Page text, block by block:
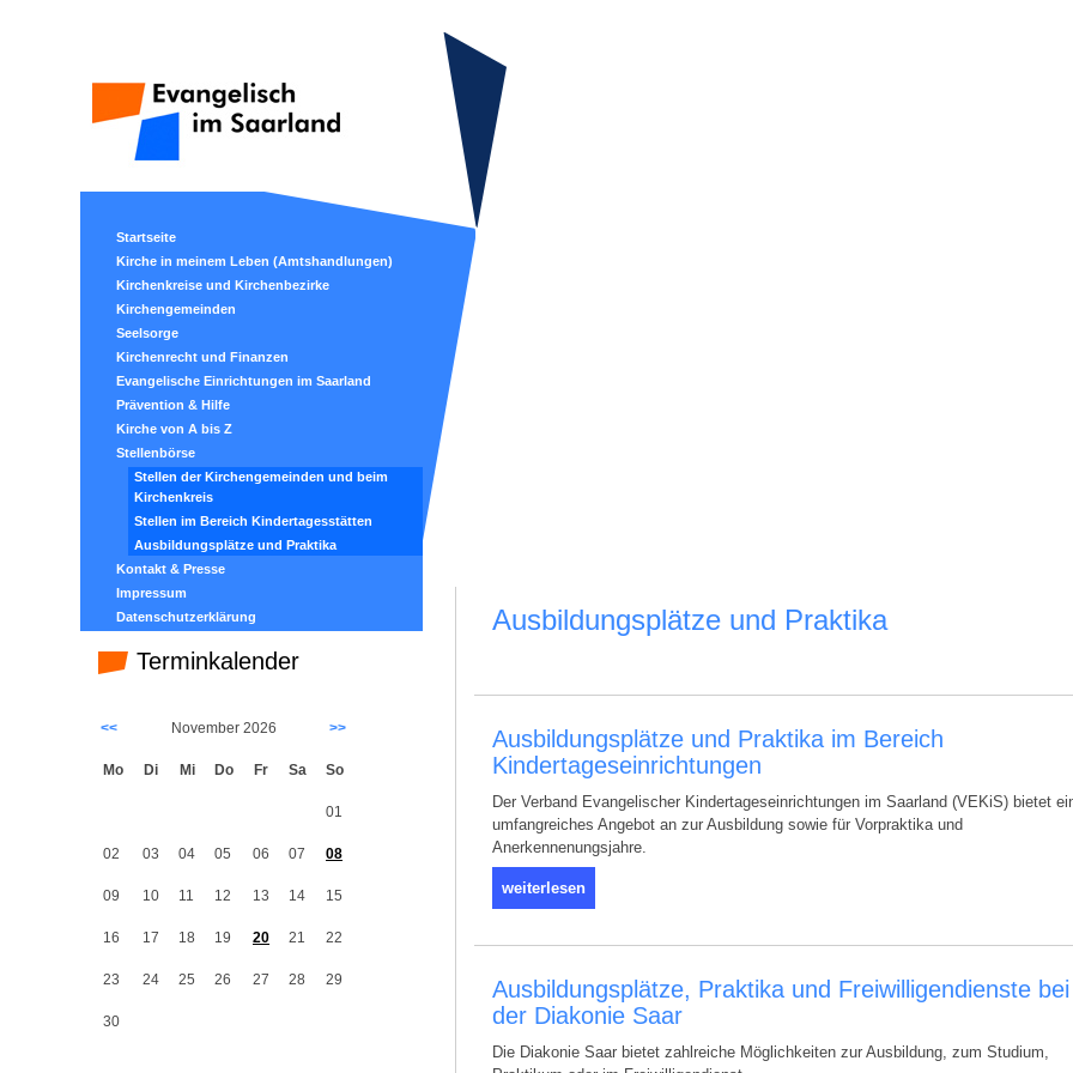
Startseite
Kirche in meinem Leben (Amtshandlungen)
Kirchenkreise und Kirchenbezirke
Kirchengemeinden
Seelsorge
Kirchenrecht und Finanzen
Evangelische Einrichtungen im Saarland
Prävention & Hilfe
Kirche von A bis Z
Stellenbörse
Stellen der Kirchengemeinden und beim
Kirchenkreis
Stellen im Bereich Kindertagesstätten
Ausbildungsplätze und Praktika
Kontakt & Presse
Impressum
Datenschutzerklärung
Terminkalender
<< November 2026 >>
Mo Di Mi Do Fr Sa So
01
02 03 04 05 06 07 08
09 10 11 12 13 14 15
16 17 18 19 20 21 22
23 24 25 26 27 28 29
30
Ausbildungsplätze und Praktika
Ausbildungsplätze und Praktika im Bereich
Kindertageseinrichtungen
Der Verband Evangelischer Kindertageseinrichtungen im Saarland (VEKiS) bietet
umfangreiches Angebot an zur Ausbildung sowie für Vorpraktika und
Anerkennenungsjahre.
weiterlesen
Ausbildungsplätze, Praktika und Freiwilligendienste bei
der Diakonie Saar
Die Diakonie Saar bietet zahlreiche Möglichkeiten zur Ausbildung, zum Studium,